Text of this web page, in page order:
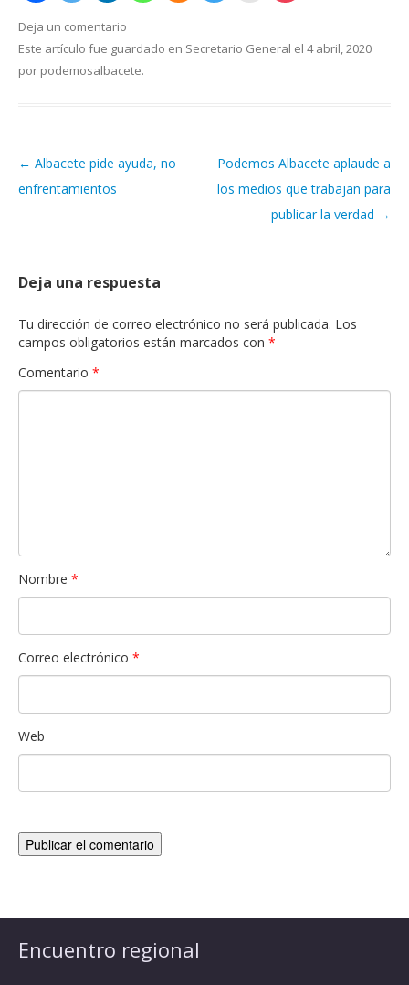
Deja un comentario
Este artículo fue guardado en Secretario General el 4 abril, 2020
por podemosalbacete.
Navegación de artículos
← Albacete pide ayuda, no
enfrentamientos
Podemos Albacete aplaude a
los medios que trabajan para
publicar la verdad →
Deja una respuesta
Tu dirección de correo electrónico no será publicada. Los
campos obligatorios están marcados con *
Comentario *
Nombre *
Correo electrónico *
Web
Encuentro regional